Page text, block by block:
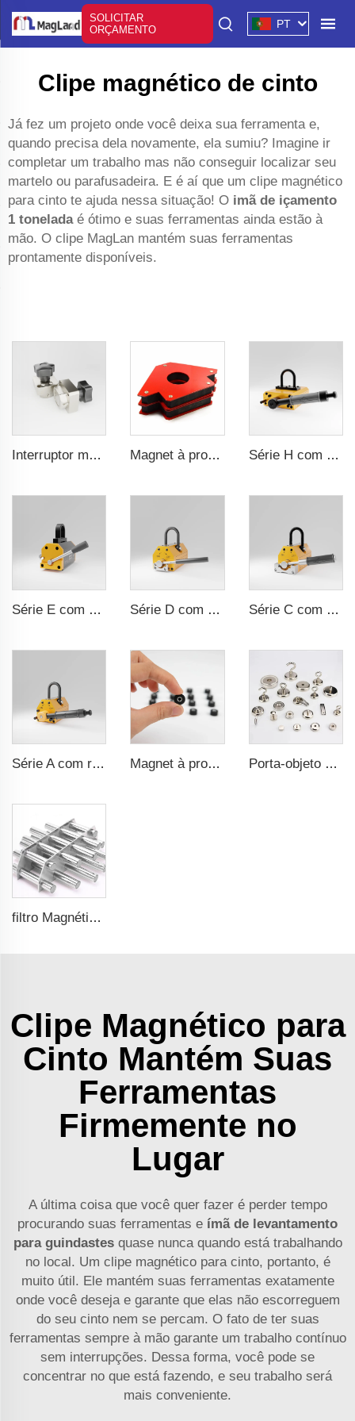
SOLICITAR
ORÇAMENTO
PT
Clipe magnético de cinto
Já fez um projeto onde você deixa sua ferramenta e,
quando precisa dela novamente, ela sumiu? Imagine ir
completar um trabalho mas não conseguir localizar seu
martelo ou parafusadeira. E é aí que um clipe magnético
para cinto te ajuda nessa situação! O imã de içamento
1 tonelada é ótimo e suas ferramentas ainda estão à
mão. O clipe MagLan mantém suas ferramentas
prontamente disponíveis.
Interruptor magnético ligado/desligado Magnet à prova d'água durável com revestimento de borracha Série H com razão de segurança 3,5 vezes certificação CE
Série E com certificação CE, razão de segurança 3.5 vezes Série D com razão de segurança 3,5 vezes e certificação CE Série C com razão de segurança 3,5 vezes e certificação CE
Série A com razão de segurança 3,5 vezes e certificação CE Magnet à prova d'água durável com revestimento de borracha Porta-objeto magnético potente com força de tração forte
filtro Magnético de Aço Inoxidável Polido com Campo de Superfície de 12000Gs
Clipe Magnético para
Cinto Mantém Suas
Ferramentas
Firmemente no
Lugar
A última coisa que você quer fazer é perder tempo
procurando suas ferramentas e ímã de levantamento
para guindastes quase nunca quando está trabalhando
no local. Um clipe magnético para cinto, portanto, é
muito útil. Ele mantém suas ferramentas exatamente
onde você deseja e garante que elas não escorreguem
do seu cinto nem se percam. O fato de ter suas
ferramentas sempre à mão garante um trabalho contínuo
sem interrupções. Dessa forma, você pode se
concentrar no que está fazendo, e seu trabalho será
mais conveniente.